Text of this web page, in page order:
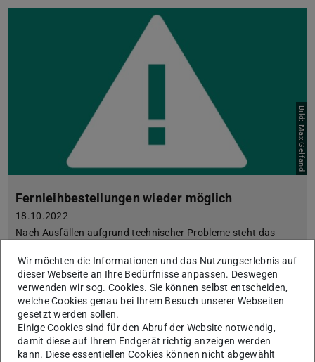
Bild: Max Gelfand
Fernleihbestellungen wieder möglich
18.10.2022
Nach Ausfällen aufgrund technischer Probleme steht das
Wir möchten die Informationen und das Nutzungserlebnis auf
dieser Webseite an Ihre Bedürfnisse anpassen. Deswegen
verwenden wir sog. Cookies. Sie können selbst entscheiden,
welche Cookies genau bei Ihrem Besuch unserer Webseiten
gesetzt werden sollen.
Einige Cookies sind für den Abruf der Website notwendig,
damit diese auf Ihrem Endgerät richtig anzeigen werden
kann. Diese essentiellen Cookies können nicht abgewählt